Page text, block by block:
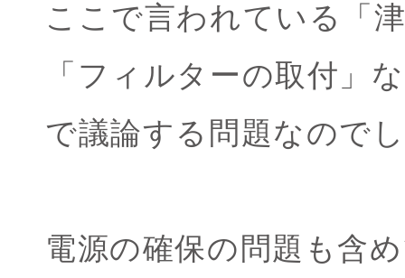
ここで言われている「
「フィルターの取付」
で議論する問題なので
電源の確保の問題も含